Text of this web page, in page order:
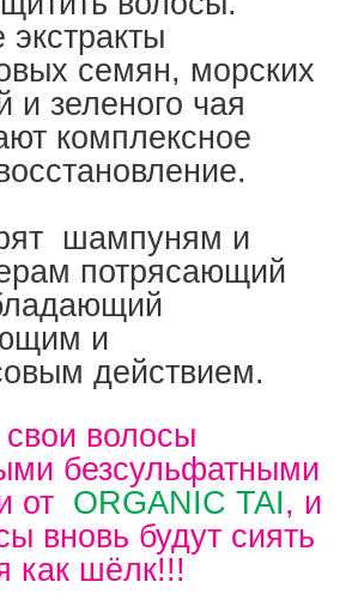
семян, морских
и зеленого чая
комплексное
шампуням и
потрясающий
и
действием.
волосы
безсульфатными
от ORGANIC TAI, и
вновь будут сиять
как шёлк!!!